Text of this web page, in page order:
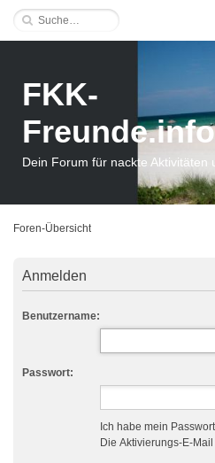
FKK-
Freunde.info
Dein Forum für nackte Aktivitäten
Foren-Übersicht
Anmelden
Benutzername:
Passwort:
Ich habe mein
Die Aktivierungs-E-